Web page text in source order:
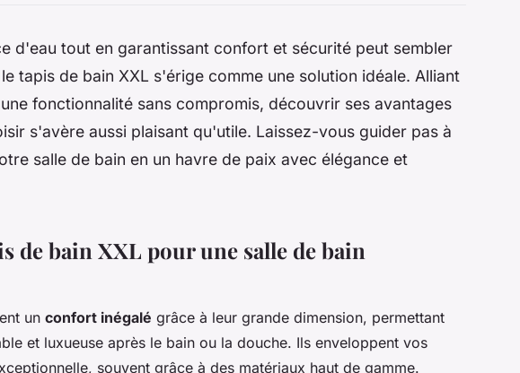
d'eau tout en garantissant confort et sécurité peut sembler
tapis de bain XXL s'érige comme une solution idéale. Alliant
fonctionnalité sans compromis, découvrir ses avantages
s'avère aussi plaisant qu'utile. Laissez-vous guider pas à
salle de bain en un havre de paix avec élégance et
de bain XXL pour une salle de bain
un confort inégalé grâce à leur grande dimension, permettant
et luxueuse après le bain ou la douche. Ils enveloppent vos
souvent grâce à des matériaux haut de gamme.